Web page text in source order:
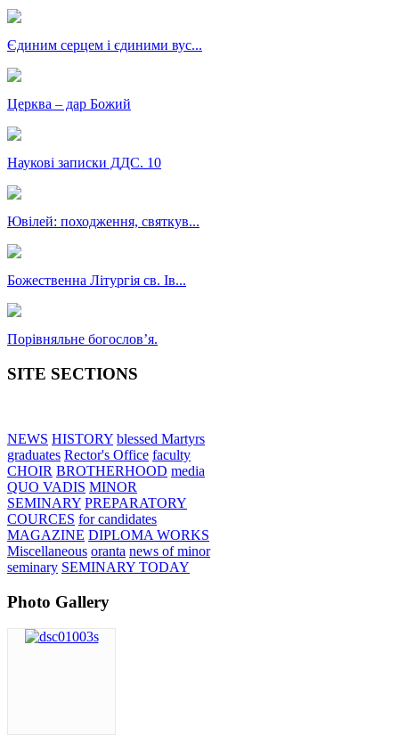
Єдиним серцем і єдиними вус...
Церква – дар Божий
Наукові записки ДДС. 10
Ювілей: походження, святкув...
Божественна Літургія св. Ів...
Порівняльне богословʼя.
SITE SECTIONS
NEWS HISTORY blessed Martyrs
graduates Rector's Office faculty
CHOIR BROTHERHOOD media
QUO VADIS MINOR
SEMINARY PREPARATORY
COURCES for candidates
MAGAZINE DIPLOMA WORKS
Miscellaneous oranta news of minor
seminary SEMINARY TODAY
Photo Gallery